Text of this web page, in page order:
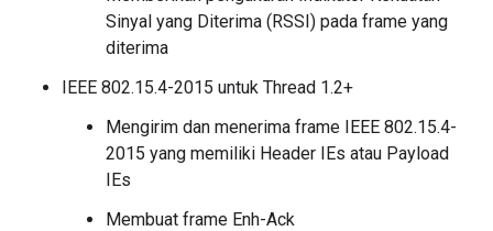
Sinyal yang Diterima (RSSI) pada frame yang
diterima
IEEE 802.15.4-2015 untuk Thread 1.2+
Mengirim dan menerima frame IEEE 802.15.4-
2015 yang memiliki Header IEs atau Payload
IEs
Membuat frame Enh-Ack